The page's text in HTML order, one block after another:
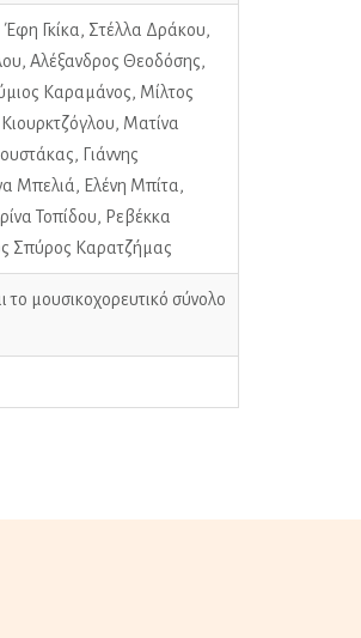
Έφη Γκίκα, Στέλλα Δράκου,
Αλέξανδρος Θεοδόσης,
Καραμάνος, Μίλτος
Ματίνα
Γιάννης
Μπελιά, Ελένη Μπίτα,
Τοπίδου, Ρεβέκκα
Σπύρος Καρατζήμας
μουσικοχορευτικό σύνολο